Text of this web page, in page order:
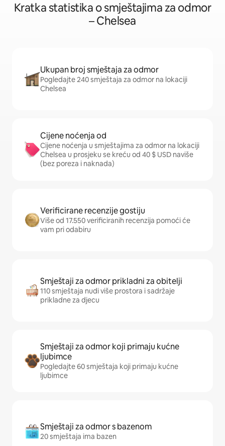
Kratka statistika o smještajima za odmor
– Chelsea
Ukupan broj smještaja za odmor
Pogledajte 240 smještaja za odmor na lokaciji
Chelsea
Cijene noćenja od
Cijene noćenja u smještajima za odmor na lokaciji
Chelsea u prosjeku se kreću od 40 $ USD naviše
(bez poreza i naknada)
Verificirane recenzije gostiju
Više od 17.550 verificiranih recenzija pomoći će
vam pri odabiru
Smještaji za odmor prikladni za obitelji
110 smještaja nudi više prostora i sadržaje
prikladne za djecu
Smještaji za odmor koji primaju kućne
ljubimce
Pogledajte 60 smještaja koji primaju kućne
ljubimce
Smještaji za odmor s bazenom
20 smještaja ima bazen